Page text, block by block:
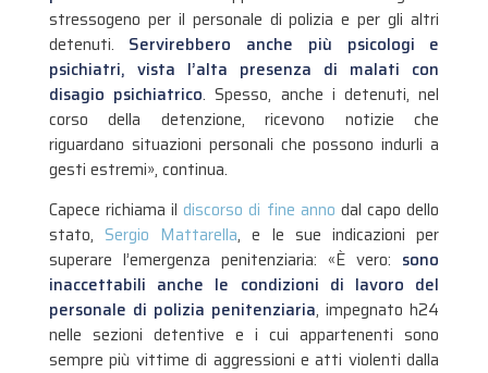
stressogeno per il personale di polizia e per gli altri
detenuti. Servirebbero anche più psicologi e
psichiatri, vista l’alta presenza di malati con
disagio psichiatrico. Spesso, anche i detenuti, nel
corso della detenzione, ricevono notizie che
riguardano situazioni personali che possono indurli a
gesti estremi», continua.
Capece richiama ildiscorso di fine anno dal capo dello
stato, Sergio Mattarella, e le sue indicazioni per
superare l’emergenza penitenziaria: «È vero: sono
inaccettabili anche le condizioni di lavoro del
personale di polizia penitenziaria, impegnato h24
nelle sezioni detentive e i cui appartenenti sono
sempre più vittime di aggressioni e atti violenti dalla